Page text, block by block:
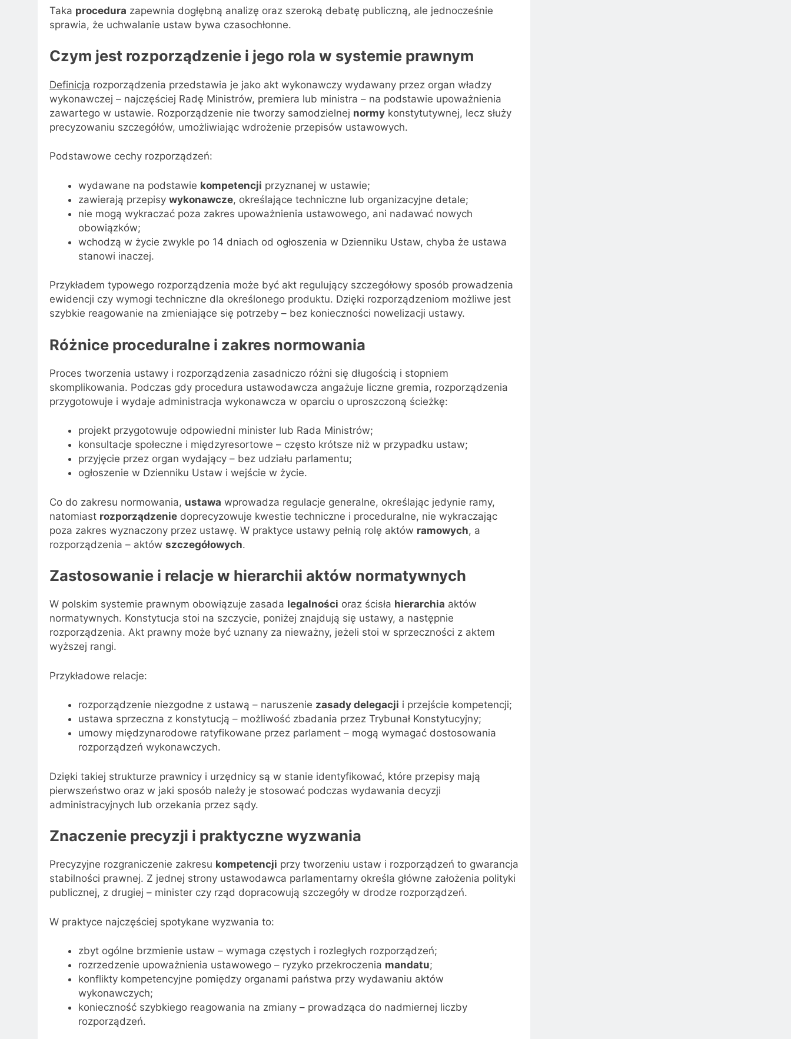
Taka procedura zapewnia dogłębną analizę oraz szeroką debatę publiczną, ale jednocześnie
sprawia, że uchwalanie ustaw bywa czasochłonne.
Czym jest rozporządzenie i jego rola w systemie prawnym
Definicja rozporządzenia przedstawia je jako akt wykonawczy wydawany przez organ władzy
wykonawczej – najczęściej Radę Ministrów, premiera lub ministra – na podstawie upoważnienia
zawartego w ustawie. Rozporządzenie nie tworzy samodzielnej normy konstytutywnej, lecz służy
precyzowaniu szczegółów, umożliwiając wdrożenie przepisów ustawowych.
Podstawowe cechy rozporządzeń:
wydawane na podstawie kompetencji przyznanej w ustawie;
zawierają przepisy wykonawcze, określające techniczne lub organizacyjne detale;
nie mogą wykraczać poza zakres upoważnienia ustawowego, ani nadawać nowych
obowiązków;
wchodzą w życie zwykle po 14 dniach od ogłoszenia w Dzienniku Ustaw, chyba że ustawa
stanowi inaczej.
Przykładem typowego rozporządzenia może być akt regulujący szczegółowy sposób prowadzenia
ewidencji czy wymogi techniczne dla określonego produktu. Dzięki rozporządzeniom możliwe jest
szybkie reagowanie na zmieniające się potrzeby – bez konieczności nowelizacji ustawy.
Różnice proceduralne i zakres normowania
Proces tworzenia ustawy i rozporządzenia zasadniczo różni się długością i stopniem
skomplikowania. Podczas gdy procedura ustawodawcza angażuje liczne gremia, rozporządzenia
przygotowuje i wydaje administracja wykonawcza w oparciu o uproszczoną ścieżkę:
projekt przygotowuje odpowiedni minister lub Rada Ministrów;
konsultacje społeczne i międzyresortowe – często krótsze niż w przypadku ustaw;
przyjęcie przez organ wydający – bez udziału parlamentu;
ogłoszenie w Dzienniku Ustaw i wejście w życie.
Co do zakresu normowania, ustawa wprowadza regulacje generalne, określając jedynie ramy,
natomiast rozporządzenie doprecyzowuje kwestie techniczne i proceduralne, nie wykraczając
poza zakres wyznaczony przez ustawę. W praktyce ustawy pełnią rolę aktów ramowych, a
rozporządzenia – aktów szczegółowych.
Zastosowanie i relacje w hierarchii aktów normatywnych
W polskim systemie prawnym obowiązuje zasada legalności oraz ścisła hierarchia aktów
normatywnych. Konstytucja stoi na szczycie, poniżej znajdują się ustawy, a następnie
rozporządzenia. Akt prawny może być uznany za nieważny, jeżeli stoi w sprzeczności z aktem
wyższej rangi.
Przykładowe relacje:
rozporządzenie niezgodne z ustawą – naruszenie zasady delegacji i przejście kompetencji;
ustawa sprzeczna z konstytucją – możliwość zbadania przez Trybunał Konstytucyjny;
umowy międzynarodowe ratyfikowane przez parlament – mogą wymagać dostosowania
rozporządzeń wykonawczych.
Dzięki takiej strukturze prawnicy i urzędnicy są w stanie identyfikować, które przepisy mają
pierwszeństwo oraz w jaki sposób należy je stosować podczas wydawania decyzji
administracyjnych lub orzekania przez sądy.
Znaczenie precyzji i praktyczne wyzwania
Precyzyjne rozgraniczenie zakresu kompetencji przy tworzeniu ustaw i rozporządzeń to gwarancja
stabilności prawnej. Z jednej strony ustawodawca parlamentarny określa główne założenia polityki
publicznej, z drugiej – minister czy rząd dopracowują szczegóły w drodze rozporządzeń.
W praktyce najczęściej spotykane wyzwania to:
zbyt ogólne brzmienie ustaw – wymaga częstych i rozległych rozporządzeń;
rozrzedzenie upoważnienia ustawowego – ryzyko przekroczenia mandatu;
konflikty kompetencyjne pomiędzy organami państwa przy wydawaniu aktów
wykonawczych;
konieczność szybkiego reagowania na zmiany – prowadząca do nadmiernej liczby
rozporządzeń.